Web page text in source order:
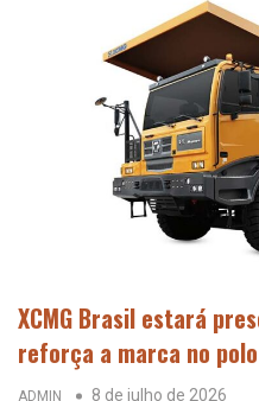
XCMG Brasil estará
reforça a marca no
ADMIN 8 de julho de 2026